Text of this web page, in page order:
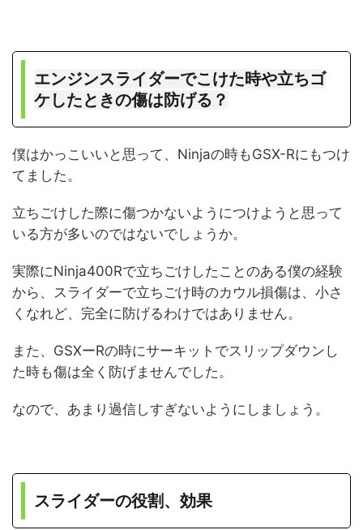
エンジンスライダーでこけた時や立ちゴ
ケしたときの傷は防げる？
僕はかっこいいと思って、Ninjaの時もGSX-Rにもつけ
てました。
立ちごけした際に傷つかないようにつけようと思って
いる方が多いのではないでしょうか。
実際にNinja400Rで立ちごけしたことのある僕の経験
から、スライダーで立ちごけ時のカウル損傷は、小さ
くなれど、完全に防げるわけではありません。
また、GSXーRの時にサーキットでスリップダウンし
た時も傷は全く防げませんでした。
なので、あまり過信しすぎないようにしましょう。
スライダーの役割、効果